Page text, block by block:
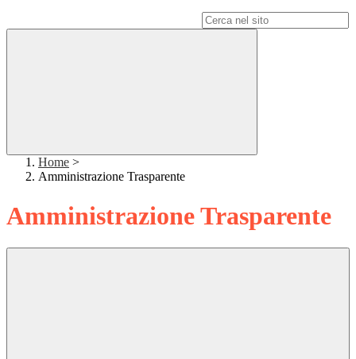
Home >
Amministrazione Trasparente
Amministrazione Trasparente